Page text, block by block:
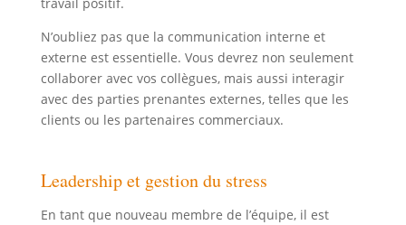
travail positif.
N’oubliez pas que la communication interne et
externe est essentielle. Vous devrez non seulement
collaborer avec vos collègues, mais aussi interagir
avec des parties prenantes externes, telles que les
clients ou les partenaires commerciaux.
Leadership et gestion du stress
En tant que nouveau membre de l’équipe, il est